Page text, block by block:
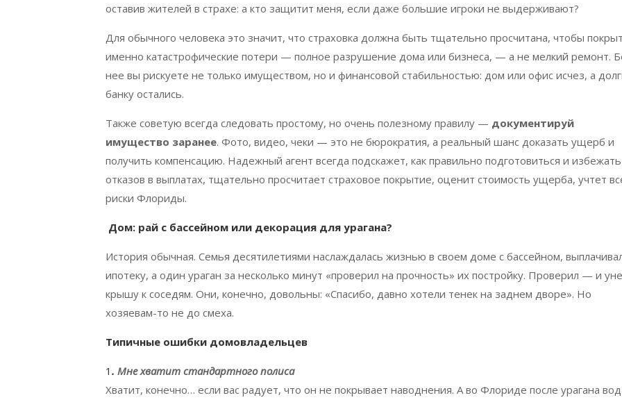
оставив жителей в страхе: а кто защитит меня, если даже большие игроки не выдерживают?
Для обычного человека это значит, что страховка должна быть тщательно просчитана, чтобы
именно катастрофические потери — полное разрушение дома или бизнеса, — а не мелкий ремонт.
нее вы рискуете не только имуществом, но и финансовой стабильностью: дом или офис исчез, а
банку остались.
Также советую всегда следовать простому, но очень полезному правилу — документируй
имущество заранее. Фото, видео, чеки — это не бюрократия, а реальный шанс доказать ущерб и
получить компенсацию. Надежный агент всегда подскажет, как правильно подготовиться и избежать
отказов в выплатах, тщательно просчитает страховое покрытие, оценит стоимость ущерба, учтет
риски Флориды.
Дом: рай с бассейном или декорация для урагана?
История обычная. Семья десятилетиями наслаждалась жизнью в своем доме с бассейном,
ипотеку, а один ураган за несколько минут «проверил на прочность» их постройку. Проверил — и
крышу к соседям. Они, конечно, довольны: «Спасибо, давно хотели тенек на заднем дворе». Но
хозяевам-то не до смеха.
Типичные ошибки домовладельцев
1 . Мне хватит стандартного полиса
Хватит, конечно… если вас радует, что он не покрывает наводнения. А во Флориде после урагана